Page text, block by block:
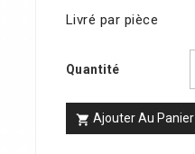
Livré par pièce
Quantité
 Ajouter Au Panier